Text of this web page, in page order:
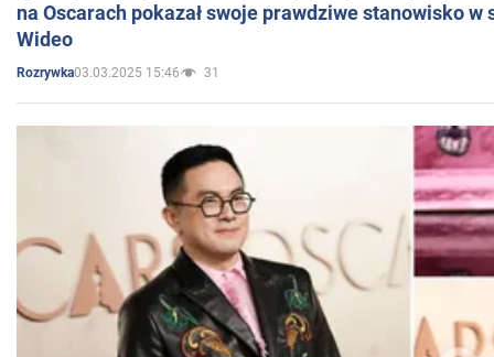
na Oscarach pokazał swoje prawdziwe stanowisko w
Wideo
Rozrywka03.03.2025 15:46 31